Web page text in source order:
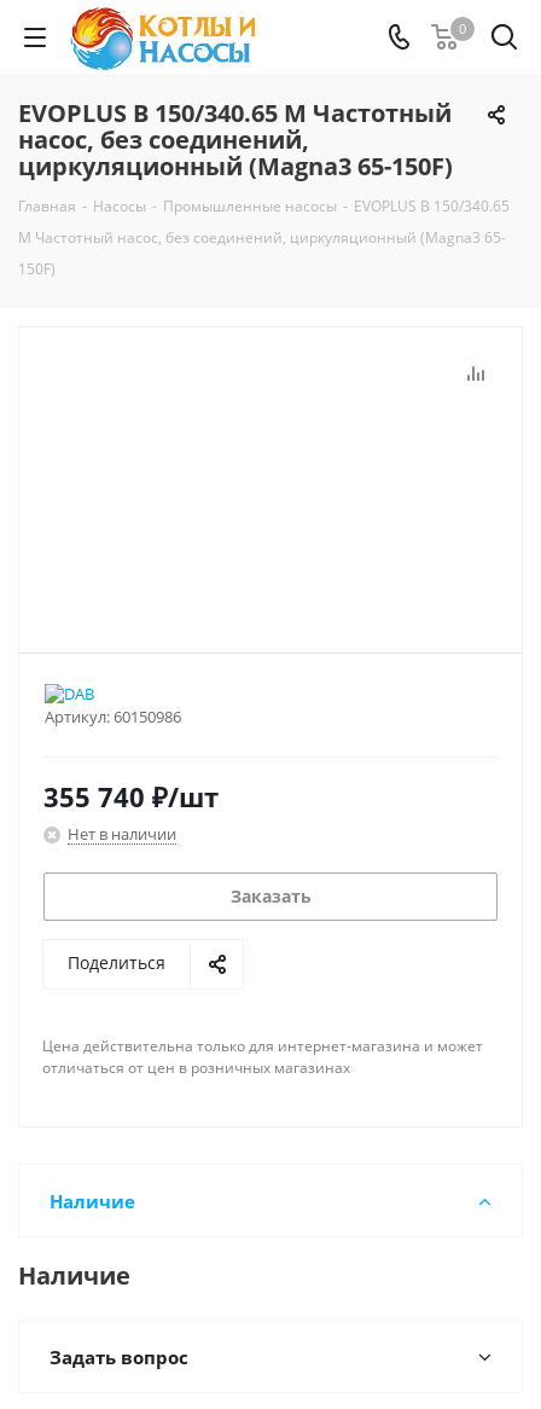
0
EVOPLUS B 150/340.65 M Частотный
насос, без соединений,
циркуляционный (Magna3 65-150F)
Главная - Насосы - Промышленные насосы - EVOPLUS B 150/340.65
M Частотный насос, без соединений, циркуляционный (Magna3 65-
150F)
Артикул:60150986
355 740 ₽/шт
Нет в наличии
Заказать
Поделиться
Цена действительна только для интернет-магазина и может
отличаться от цен в розничных магазинах
Наличие
Наличие
Задать вопрос